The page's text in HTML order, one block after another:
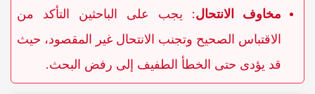
مخاوف الانتحال: یجب على الباحثین التأکد من
الاقتباس الصحیح وتجنب الانتحال غیر المقصود، حیث
قد یؤدی حتى الخطأ الطفیف إلى رفض البحث.